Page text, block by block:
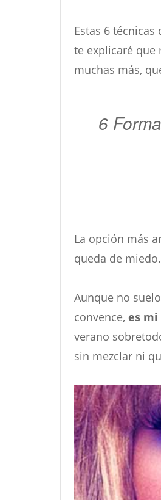
Estas 6
te explicaré que
muchas más,
6
La opción más
queda de miedo.
Aunque no
convence, es mi
verano
sin mezclar ni